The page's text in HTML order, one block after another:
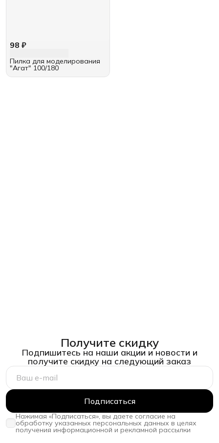
98 ₽
Пилка для моделирования
"Агат" 100/180
Получите скидку
Подпишитесь на наши акции и новости и
получите скидку на следующий заказ
Подписаться
Нажимая «Подписаться», вы даете согласие на
обработку указанных персональных данных в целях
получения информационной и рекламной рассылки